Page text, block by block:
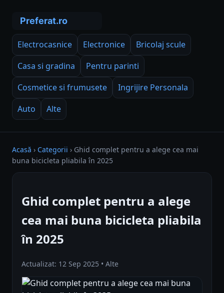
Electrocasnice Electronice
Bricolaj scule
Casa si gradina
Pentru parinti
Cosmetice si frumusete
Ingrijire Personala
Auto
Alte
Acasă › Categorii › Ghid complet pentru a alege cea mai
buna bicicleta pliabila în 2025
Ghid complet pentru a alege
cea mai buna bicicleta pliabila
în 2025
Actualizat: 12 Sep 2025 • Alte